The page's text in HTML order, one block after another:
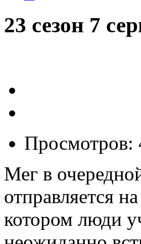
23 сезон 7
Просмотров:
Мег в
отправляется
котором люди